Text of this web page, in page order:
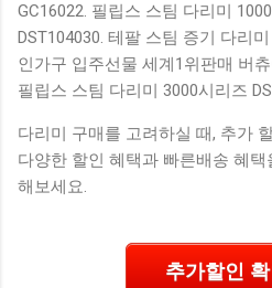
GC16022. 필립스 스팀 다리미
DST104030. 테팔 스팀 증기 다리
인가구 입주선물 세계1위판매 버
필립스 스팀 다리미 3000시리즈
다리미 구매를 고려하실 때, 추가
다양한 할인 혜택과 빠른배송 혜
해보세요.
추가할인 확